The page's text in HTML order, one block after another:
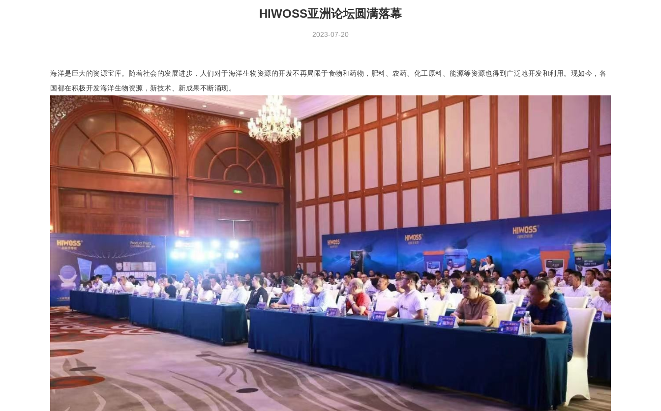
HIWOSS亚洲论坛圆满落幕
2023-07-20
海洋是巨大的资源宝库。随着社会的发展进步，人们对于海洋生物资源的开发不再局限于食物和药物，肥料、农药、化工原料、能源等资源也得到广泛地开发和利用。现如今，各
国都在积极开发海洋生物资源，新技术、新成果不断涌现。